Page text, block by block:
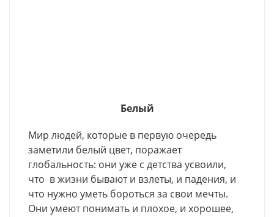
Белый
Мир людей, которые в первую очередь
заметили белый цвет, поражает
глобальность: они уже с детства усвоили,
что в жизни бывают и взлеты, и падения, и
что нужно уметь бороться за свои мечты.
Они умеют понимать и плохое, и хорошее,